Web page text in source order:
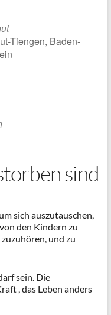
Tiengen, Baden-
sind
sich auszutauschen,
den Kindern zu
und zu
sein. Die
, das Leben anders